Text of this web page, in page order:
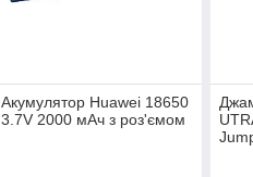
Акумулятор Huawei 18650
3.7V 2000 мАч з роз'ємом